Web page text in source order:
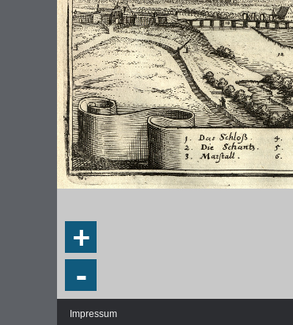
DIE NATIONALVERSAMMLUNG IN DER
PAULSKIRCHE 1848
Politische Ziele der Fraktionen
+
-
Impressum